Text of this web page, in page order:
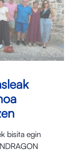
bisita egin